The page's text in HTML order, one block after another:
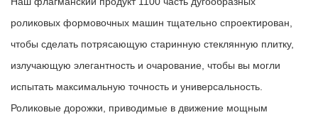
роликовых формовочных машин тщательно спроектирован,
чтобы сделать потрясающую старинную стеклянную плитку,
излучающую элегантность и очарование, чтобы вы могли
испытать максимальную точность и универсальность.
Роликовые дорожки, приводимые в движение мощным